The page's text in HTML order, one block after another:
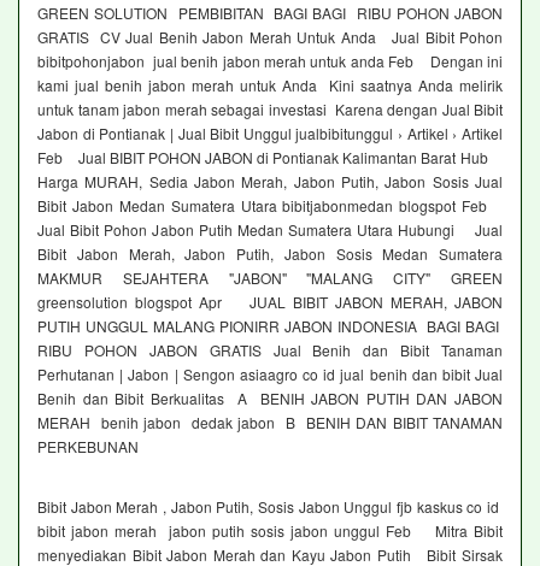
GREEN SOLUTION PEMBIBITAN BAGI BAGI RIBU POHON JABON
GRATIS CV Jual Benih Jabon Merah Untuk Anda Jual Bibit Pohon
bibitpohonjabon jual benih jabon merah untuk anda Feb Dengan ini
kami jual benih jabon merah untuk Anda Kini saatnya Anda melirik
untuk tanam jabon merah sebagai investasi Karena dengan Jual Bibit
Jabon di Pontianak | Jual Bibit Unggul jualbibitunggul › Artikel › Artikel
Feb Jual BIBIT POHON JABON di Pontianak Kalimantan Barat Hub
Harga MURAH, Sedia Jabon Merah, Jabon Putih, Jabon Sosis Jual
Bibit Jabon Medan Sumatera Utara bibitjabonmedan blogspot Feb
Jual Bibit Pohon Jabon Putih Medan Sumatera Utara Hubungi Jual
Bibit Jabon Merah, Jabon Putih, Jabon Sosis Medan Sumatera
MAKMUR SEJAHTERA "JABON" "MALANG CITY" GREEN
greensolution blogspot Apr JUAL BIBIT JABON MERAH, JABON
PUTIH UNGGUL MALANG PIONIRR JABON INDONESIA BAGI BAGI
RIBU POHON JABON GRATIS Jual Benih dan Bibit Tanaman
Perhutanan | Jabon | Sengon asiaagro co id jual benih dan bibit Jual
Benih dan Bibit Berkualitas A BENIH JABON PUTIH DAN JABON
MERAH benih jabon dedak jabon B BENIH DAN BIBIT TANAMAN
PERKEBUNAN
Bibit Jabon Merah , Jabon Putih, Sosis Jabon Unggul fjb kaskus co id
bibit jabon merah jabon putih sosis jabon unggul Feb Mitra Bibit
menyediakan Bibit Jabon Merah dan Kayu Jabon Putih Bibit Sirsak